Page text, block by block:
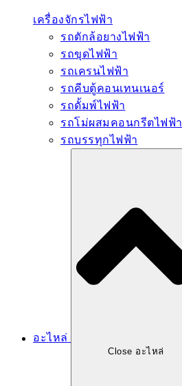
เครื่องจักรไฟฟ้า
รถตักล้อยางไฟฟ้า
รถขุดไฟฟ้า
รถเครนไฟฟ้า
รถคีบตู้คอนเทนเนอร์
รถดั้มพ์ไฟฟ้า
รถโม่ผสมคอนกรีตไฟฟ้า
รถบรรทุกไฟฟ้า
อะไหล่
Close อะไหล่